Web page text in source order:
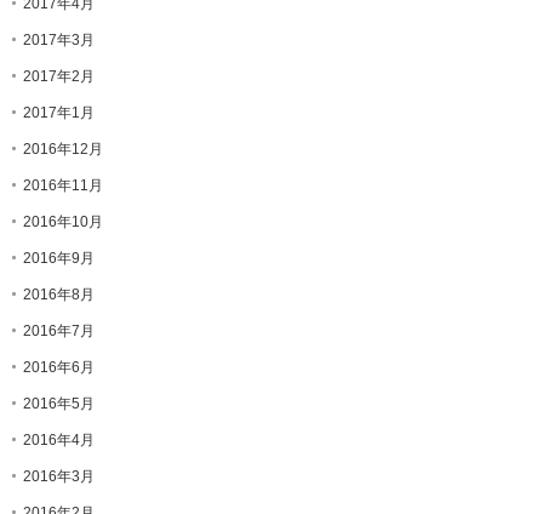
2017年3月
2017年2月
2017年1月
2016年12月
2016年11月
2016年10月
2016年9月
2016年8月
2016年7月
2016年6月
2016年5月
2016年4月
2016年3月